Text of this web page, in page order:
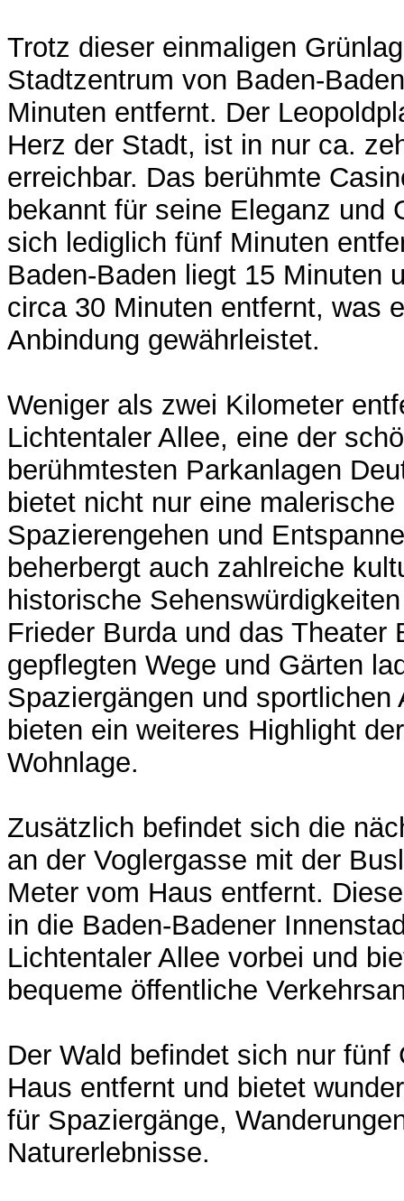
Trotz dieser einmaligen
Stadtzentrum von Baden-
Minuten entfernt. Der
Herz der Stadt, ist in nur ca.
erreichbar. Das berühmte
bekannt für seine Eleganz und
sich lediglich fünf Minuten
Baden-Baden liegt 15 Minuten
circa 30 Minuten entfernt, was
Anbindung gewährleistet.
Weniger als zwei Kilometer
Lichtentaler Allee, eine der
berühmtesten Parkanlagen
bietet nicht nur eine
Spazierengehen und
beherbergt auch zahlreiche
historische
Frieder Burda und das Theater
gepflegten Wege und Gärten
Spaziergängen und sportlichen
bieten ein weiteres Highlight
Wohnlage.
Zusätzlich befindet sich die
an der Voglergasse mit der
Meter vom Haus entfernt.
in die Baden-Badener
Lichtentaler Allee vorbei und
bequeme öffentliche
Der Wald befindet sich nur fünf
Haus entfernt und bietet
für Spaziergänge,
Naturerlebnisse.